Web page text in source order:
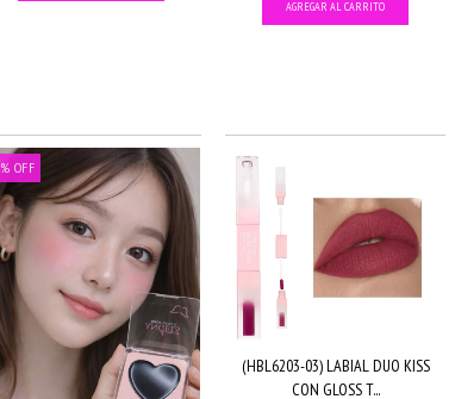
% OFF
(HBL6203-03) LABIAL DUO KISS
CON GLOSS T...